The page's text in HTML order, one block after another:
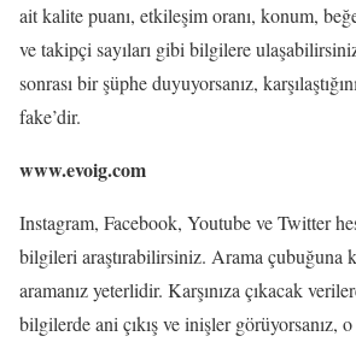
ait kalite puanı, etkileşim oranı, konum,
ve takipçi sayıları gibi bilgilere
sonrası bir şüphe duyuyorsanız,
fake’dir.
www.evoig.com
Instagram, Facebook, Youtube ve Twitter
bilgileri araştırabilirsiniz. Arama çubuğuna
aramanız yeterlidir. Karşınıza çıkacak
bilgilerde ani çıkış ve inişler görüyorsanız,